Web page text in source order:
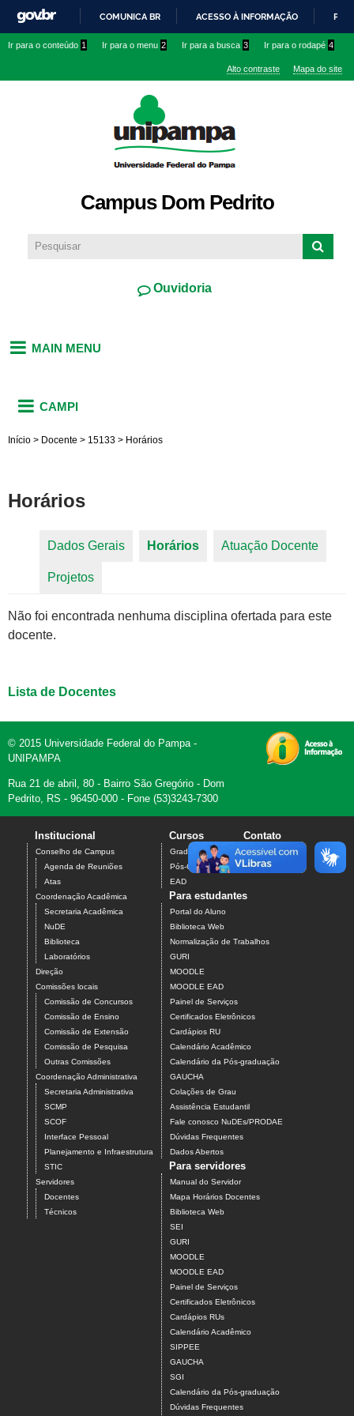
conteúdo
IR
O
COMUNICA BR ACESSO À INFORMAÇÃO
Ir para o conteúdo 1 Ir para o menu 2 Ir para a busca 3 Ir para o rodapé 4
Alto contraste Mapa do site
Campus Dom Pedrito
Ouvidoria
MAIN MENU
CAMPI
Início > Docente > 15133 > Horários
Horários
Dados Gerais Horários (aba ativa)
Atuação Docente
Projetos
Não foi encontrada nenhuma disciplina ofertada para este
docente.
Lista de Docentes
© 2015 Universidade Federal do Pampa -
UNIPAMPA
Rua 21 de abril, 80 - Bairro São Gregório - Dom
Pedrito, RS - 96450-000 - Fone (53)3243-7300
Institucional
Conselho de Campus
Agenda de Reuniões
Atas
Coordenação Acadêmica
Secretaria Acadêmica
NuDE
Biblioteca
Laboratórios
Direção
Comissões locais
Comissão de Concursos
Comissão de Ensino
Comissão de Extensão
Comissão de Pesquisa
Outras Comissões
Coordenação Administrativa
Secretaria Administrativa
SCMP
SCOF
Interface Pessoal
Planejamento e Infraestrutura
STIC
Servidores
Docentes
Técnicos
Cursos
Graduação
Pós-Graduação
EAD
Contato
Para estudantes
Portal do Aluno
Biblioteca Web
Normalização de Trabalhos
GURI
MOODLE
MOODLE EAD
Painel de Serviços
Certificados Eletrônicos
Cardápios RU
Calendário Acadêmico
Calendário da Pós-graduação
GAUCHA
Colações de Grau
Assistência Estudantil
Fale conosco NuDEs/PRODAE
Dúvidas Frequentes
Dados Abertos
Para servidores
Manual do Servidor
Mapa Horários Docentes
Biblioteca Web
SEI
GURI
MOODLE
MOODLE EAD
Painel de Serviços
Certificados Eletrônicos
Cardápios RUs
Calendário Acadêmico
SIPPEE
GAUCHA
SGI
Calendário da Pós-graduação
Dúvidas Frequentes